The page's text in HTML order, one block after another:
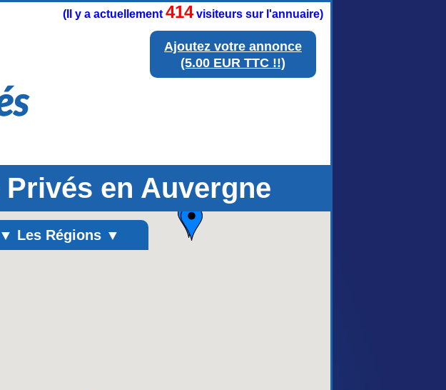
Ajoutez votre annonce
(5.00 EUR TTC !!)
(Il y a actuellement 414visiteurs sur l'annuaire)
en Auvergne
▼ Les Régions ▼